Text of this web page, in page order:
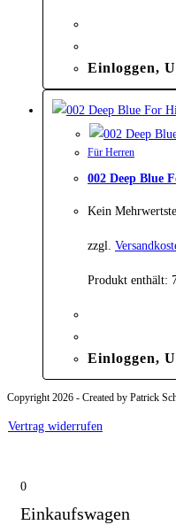
Einloggen,
Für Herren
002 Deep Blue
Kein
zzgl.
Produkt enthält:
Einloggen,
Copyright 2026 - Created by Patrick
Vertrag widerrufen
0
Einkaufswagen